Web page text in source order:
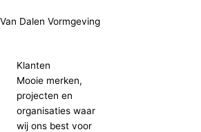
naar
Van Dalen Vormgeving
Klanten
Mooie merken,
projecten en
organisaties waar
wij ons best voor